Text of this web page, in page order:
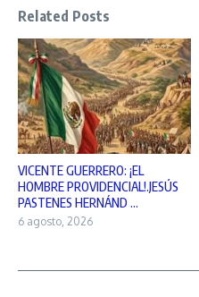
Related Posts
VICENTE GUERRERO: ¡EL
HOMBRE PROVIDENCIAL!.JESÚS
PASTENES HERNÁND ...
6 agosto, 2026